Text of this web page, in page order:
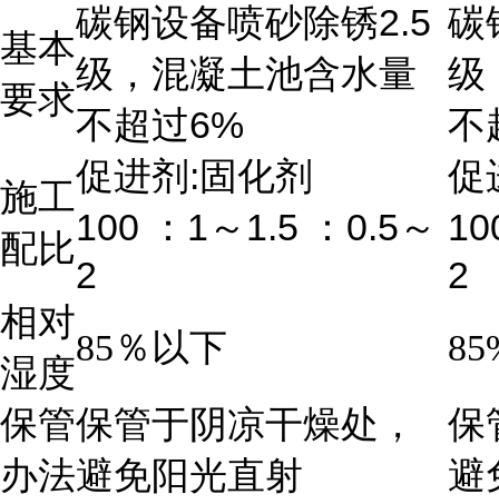
基本
要求
碳钢设备喷砂除锈2.5
级，混凝土池含水量
不超过6%
碳
级
不
施工
配比
促进剂 :固化剂
100 ： 1 ～ 1.5 ： 0.5 ～
2
促
2
相对
湿度
85％以下
保管
办法
保管于阴凉干燥处，
避免阳光直射
保
避